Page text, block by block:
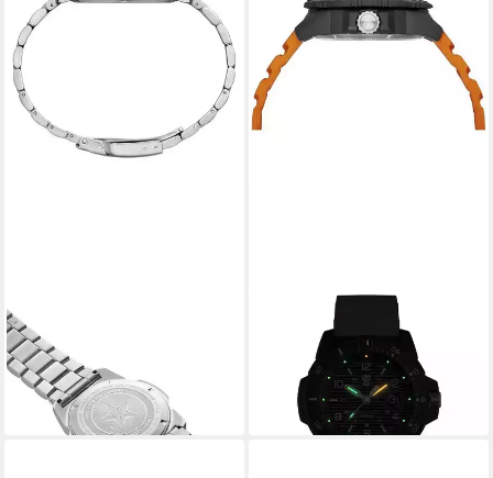
Quarzuhr XS.3137
ab 479,00 €
-40%
lieferbar - in 2-3 Werktagen bei dir
Quarzuhr XS.3603
359,00 €
UVP 625,00 €
lieferbar - in 2-3 Werktagen bei dir